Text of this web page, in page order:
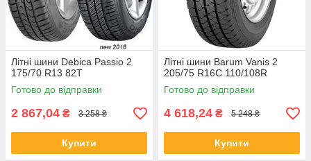
Літні шини Debica Passio 2
175/70 R13 82T
Готово до відправки
2 867,04 ₴ 3 258 ₴
Купити
Літні шини Barum Vanis 2
205/75 R16C 110/108R
Готово до відправки
4 618,24 ₴ 5 248 ₴
Купити